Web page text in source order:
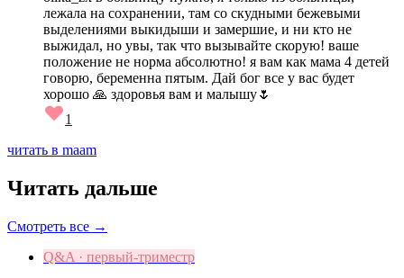
лежала на сохранении, там со скудными бежевыми
выделениями выкидыши и замершие, и ни кто не
выжидал, но увы, так что вызывайте скорую! ваше
положение не норма абсолютно! я вам как мама 4 детей
говорю, беременна пятым. Дай бог все у вас будет
хорошо 🙏 здоровья вам и малышу🌷
1
читать в maam
Читать дальше
Смотреть все →
Q&A · первый-триместр